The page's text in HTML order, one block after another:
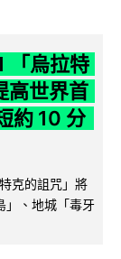
「烏拉特
高世界首
約 10 分
克的詛咒」將
」、地城「毒牙